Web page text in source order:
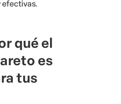
efectivas.
qué el
es
tus